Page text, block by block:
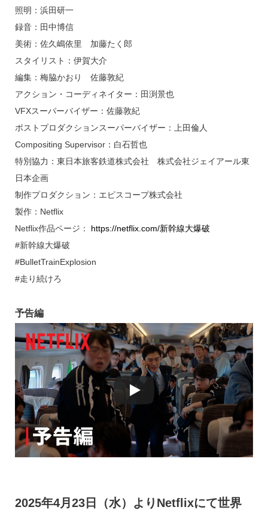
照明：浜田研一
録音：田中博信
美術：佐久嶋依里 加藤たく郎
スタイリスト：伊賀大介
編集：梅脇かおり 佐藤敦紀
アクション・コーディネイター：田渕景也
VFXスーパーバイザー：佐藤敦紀
ポストプロダクションスーパーバイザー：上田倫人
Compositing Supervisor：白石哲也
特別協力：東日本旅客鉄道株式会社 株式会社ジェイアール東
日本企画
制作プロダクション：エピスコープ株式会社
製作：Netflix
Netflix作品ページ： https://netflix.com/新幹線大爆破
#新幹線大爆破
#BulletTrainExplosion
#走り続けろ
予告編
2025年4月23日（水）よりNetflixにて世界